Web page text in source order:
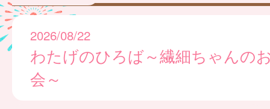
2026/08/22
わたげのひろば～繊細ちゃんの
会～